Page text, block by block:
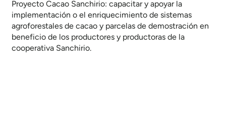
Proyecto Cacao Sanchirio: capacitar y apoyar la
implementación o el enriquecimiento de sistemas
agroforestales de cacao y parcelas de demostración en
beneficio de los productores y productoras de la
cooperativa Sanchirio.